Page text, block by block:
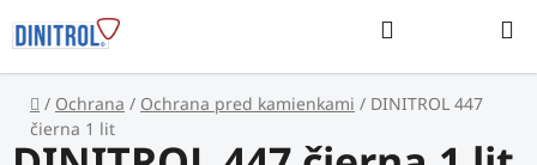
na
KOŠÍK
Domov
/ Ochrana / Ochrana pred kamienkami / DINITROL 447
čierna 1 lit